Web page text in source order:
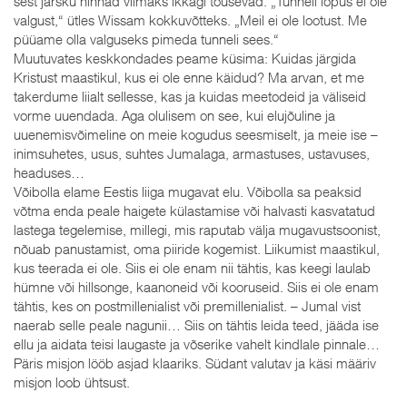
valgust,“ ütles Wissam kokkuvõtteks. „Meil ei ole lootust. Me
püüame olla valguseks pimeda tunneli sees.“
Muutuvates keskkondades peame küsima: Kuidas järgida
Kristust maastikul, kus ei ole enne käidud? Ma arvan, et me
takerdume liialt sellesse, kas ja kuidas meetodeid ja väliseid
vorme uuendada. Aga olulisem on see, kui elujõuline ja
uuenemisvõimeline on meie kogudus seesmiselt, ja meie ise –
inimsuhetes, usus, suhtes Jumalaga, armastuses, ustavuses,
headuses…
Võibolla elame Eestis liiga mugavat elu. Võibolla sa peaksid
võtma enda peale haigete külastamise või halvasti kasvatatud
lastega tegelemise, millegi, mis raputab välja mugavustsoonist,
nõuab panustamist, oma piiride kogemist. Liikumist maastikul,
kus teerada ei ole. Siis ei ole enam nii tähtis, kas keegi laulab
hümne või hillsonge, kaanoneid või kooruseid. Siis ei ole enam
tähtis, kes on postmillenialist või premillenialist. – Jumal vist
naerab selle peale nagunii… Siis on tähtis leida teed, jääda ise
ellu ja aidata teisi laugaste ja võserike vahelt kindlale pinnale…
Päris misjon lööb asjad klaariks. Südant valutav ja käsi määriv
misjon loob ühtsust.